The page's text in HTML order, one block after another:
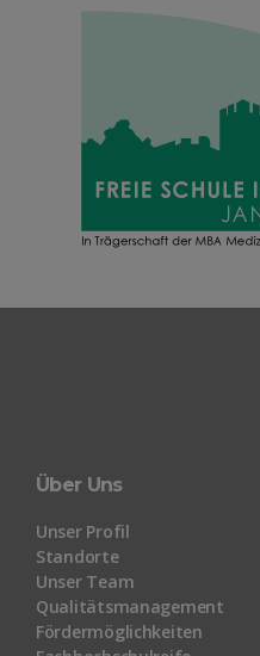
Über Uns
Unser Profil
Standorte
Unser Team
Qualitätsmanagement
Fördermöglichkeiten